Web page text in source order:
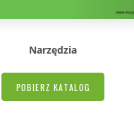
Narzędzia
POBIERZ KATALOG